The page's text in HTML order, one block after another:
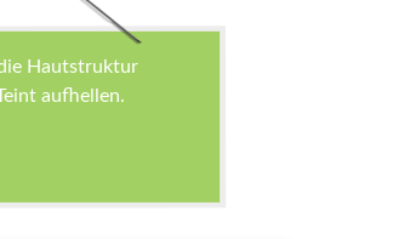
Hautstruktur
aufhellen.